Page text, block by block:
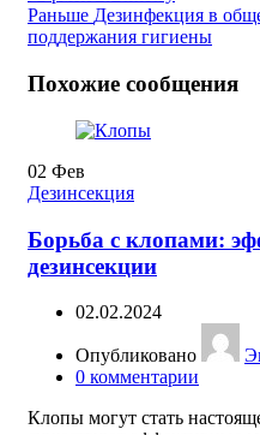
Раньше Дезинфекция в
поддержания гигиены
Похожие сообщения
02 Фев
Дезинсекция
Борьба с клопами:
дезинсекции
02.02.2024
Опубликовано
0 комментарии
Клопы могут стать